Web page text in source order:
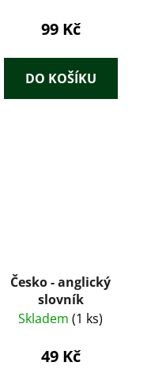
ruštiny
99 Kč
DO KOŠÍKU
Česko - anglický
slovník
Skladem (1 ks)
49 Kč